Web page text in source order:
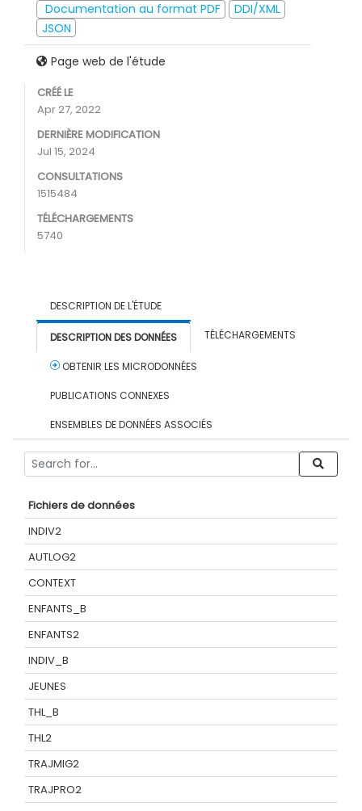
Documentation au format PDF
DDI/XML
JSON
Page web de l'étude
CRÉÉ LE
Apr 27, 2022
DERNIÈRE MODIFICATION
Jul 15, 2024
CONSULTATIONS
1515484
TÉLÉCHARGEMENTS
5740
DESCRIPTION DE L'ÉTUDE
DESCRIPTION DES DONNÉES TÉLÉCHARGEMENTS
OBTENIR LES MICRODONNÉES
PUBLICATIONS CONNEXES
ENSEMBLES DE DONNÉES ASSOCIÉS
Fichiers de données
INDIV2
AUTLOG2
CONTEXT
ENFANTS_B
ENFANTS2
INDIV_B
JEUNES
THL_B
THL2
TRAJMIG2
TRAJPRO2